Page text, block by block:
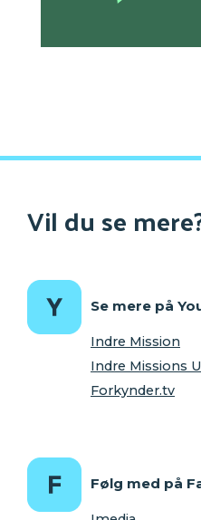
Vil du se
Se mere på
Indre Mission
Indre Missions
Forkynder.tv
Følg med på